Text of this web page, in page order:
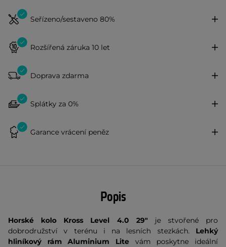
Seřízeno/sestaveno 80%
Rozšířená záruka 10 let
Doprava zdarma
Splátky za 0%
Garance vrácení peněz
Popis
Horské kolo Kross Level 4.0 29" je stvořené pro
dobrodružství v terénu i na lesních stezkách. Lehký
hliníkový rám Aluminium Lite vám poskytne ideální